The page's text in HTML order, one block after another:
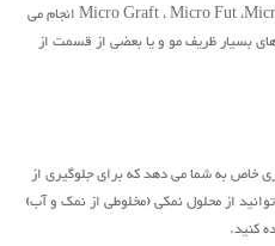
کاشت ابرو به چندین روش مختلف Micro Graft ، Micro Fut ،Micro Fit انجام می
بسیار ظریف مو و یا بعضی از قسمت از
خاص به شما می دهد که برای جلوگیری از
از محلول نمکی (مخلوطی از نمک و آب)
کنید.